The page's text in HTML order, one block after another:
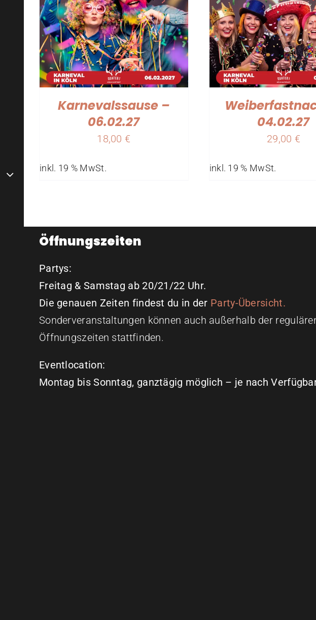
Karnevalssause –
06.02.27
18,00€
inkl. 19 % MwSt.
04.02.27
29,00 €
inkl. 19 % MwSt.
Öffnungszeiten
Partys:
Freitag & Samstag ab 20/21/22 Uhr.
Die genauen Zeiten findest du in der Party-Übersicht.
Sonderveranstaltungen können auch außerhalb der
Öffnungszeiten stattfinden.
Eventlocation:
Montag bis Sonntag, ganztägig möglich – je nach